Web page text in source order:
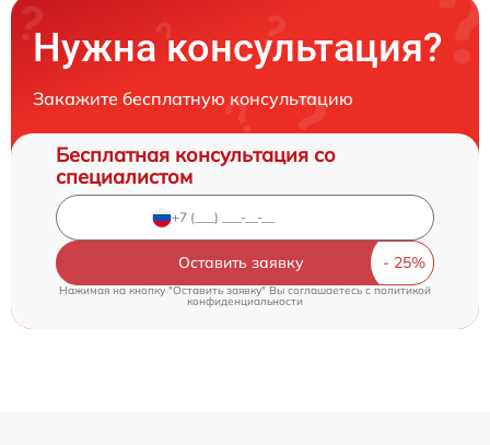
Нужна консультация?
Закажите бесплатную консультацию
Бесплатная консультация со
специалистом
Оставить заявку
Нажимая на кнопку "Оставить заявку" Вы соглашаетесь cполитикой
конфиденциальности